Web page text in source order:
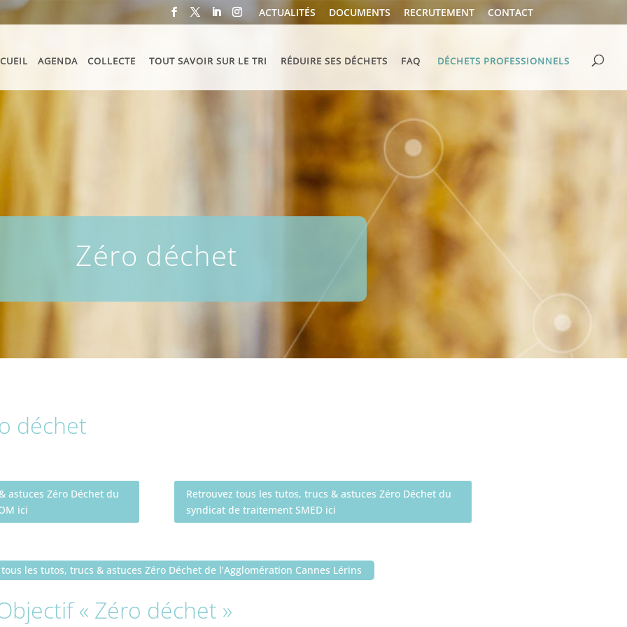
ACTUALITÉS DOCUMENTS RECRUTEMENT CONTACT
AGENDA COLLECTE TOUT SAVOIR SUR LE TRI RÉDUIRE SES DÉCHETS FAQ DÉCHETS PROFESSIONNELS
Zéro déchet
déchet
astuces Zéro Déchet du
ici
Retrouvez tous les tutos, trucs & astuces Zéro Déchet du
syndicat de traitement SMED ici
les tutos, trucs & astuces Zéro Déchet de l’Agglomération Cannes Lérins
« Zéro déchet »